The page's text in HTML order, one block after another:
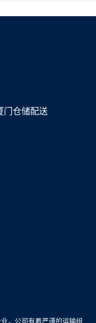
门仓储配送
，公司有着严谨的运输组